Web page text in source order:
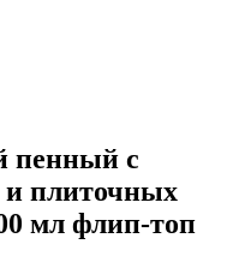
пенный с
плиточных
мл флип-топ